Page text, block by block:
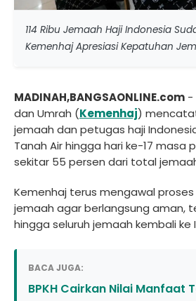
114 Ribu Jemaah Haji Indonesia
Kemenhaj Apresiasi Kepatuhan
MADINAH,BANGSAONLINE.com -
dan Umrah (Kemenhaj) mencatat
jemaah dan petugas haji
Tanah Air hingga hari ke-17 masa
sekitar 55 persen dari total
Kemenhaj terus mengawal
jemaah agar berlangsung aman,
hingga seluruh jemaah kembali ke
BACA JUGA:
BPKH Cairkan Nilai Manfaat